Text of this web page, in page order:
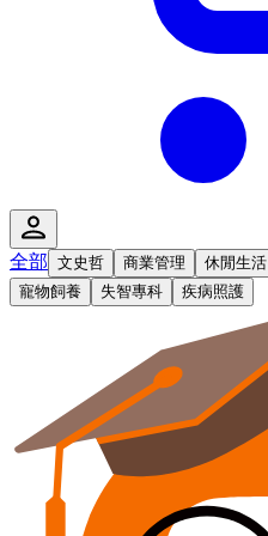
全部 文史哲 商業管理 休閒生活
寵物飼養
失智專科 疾病照護